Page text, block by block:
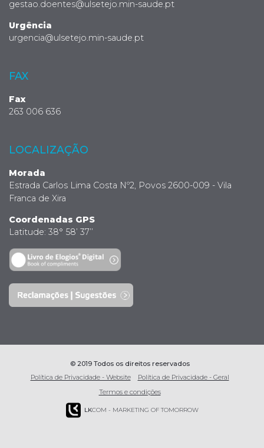
gestao.doentes@ulsetejo.min-saude.pt
Urgência
urgencia@ulsetejo.min-saude.pt
FAX
Fax
263 006 636
LOCALIZAÇÃO
Morada
Estrada Carlos Lima Costa Nº2, Povos 2600-009 - Vila
Franca de Xira
Coordenadas GPS
Latitude: 38° 58’ 37’’
© 2019 Todos os direitos reservados
Política de Privacidade - Website
Política de Privacidade - Geral
Termos e condições
LKCOM - MARKETING OF TOMORROW